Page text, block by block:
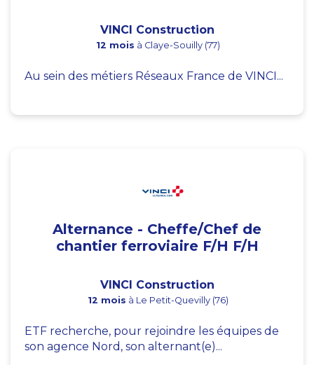
VINCI Construction
12 mois à Claye-Souilly (77)
Au sein des métiers Réseaux France de VINCI...
Alternance - Cheffe/Chef de
chantier ferroviaire F/H F/H
VINCI Construction
12 mois à Le Petit-Quevilly (76)
ETF recherche, pour rejoindre les équipes de
son agence Nord, son alternant(e)...